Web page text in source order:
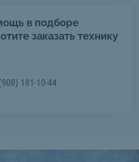
в подборе
заказать технику
181-10-44